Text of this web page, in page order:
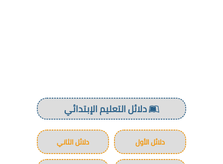
دلائل التعليم الإبتدائي
دلائل الأول دلائل الثاني